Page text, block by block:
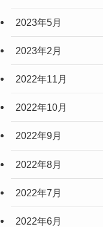
2023年5月
2023年2月
2022年11月
2022年10月
2022年9月
2022年8月
2022年7月
2022年6月